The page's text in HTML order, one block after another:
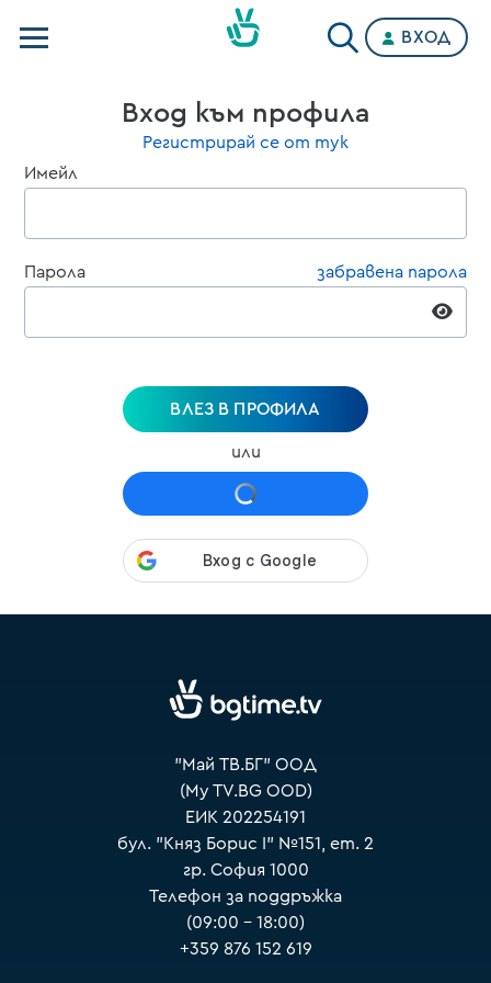
Категории
ВХОД
Вход към профила
Регистрирай се от тук
Имейл
Парола забравена парола
ВЛЕЗ В ПРОФИЛА
или
"Май ТВ.БГ" ООД
(My TV.BG OOD)
ЕИК 202254191
бул. "Княз Борис I" №151, ет. 2
гр. София 1000
Телефон за поддръжка
(09:00 – 18:00)
+359 876 152 619